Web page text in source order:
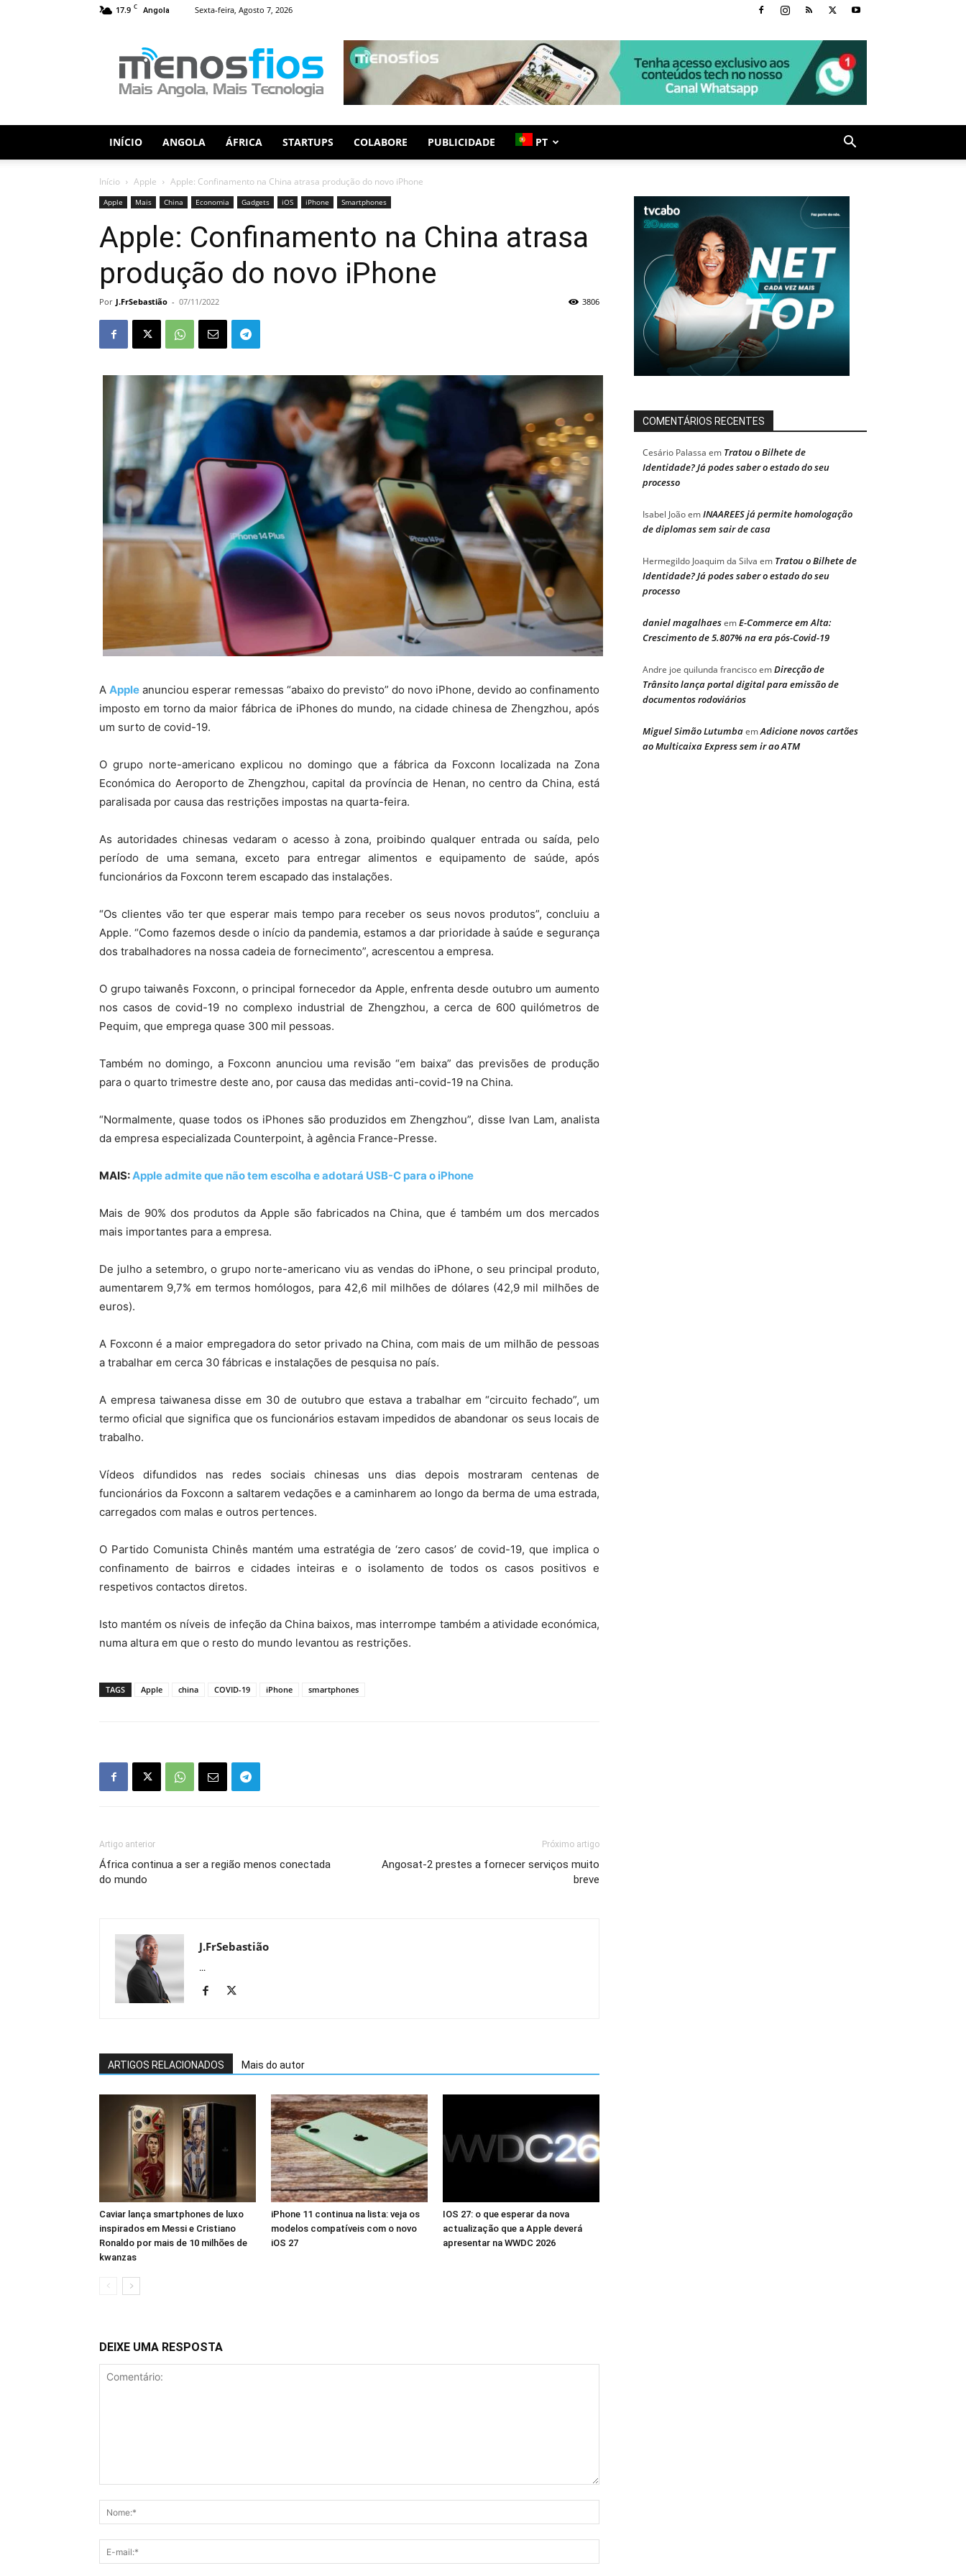
17.9 C Angola Sexta-feira, Agosto 7, 2026
Fios
INÍCIO ANGOLA ÁFRICA STARTUPS COLABORE PUBLICIDADE PT
Início Apple Apple: Confinamento na China atrasa produção do novo iPhone
Apple Mais China Economia Gadgets iOS iPhone Smartphones
Apple: Confinamento na China atrasa
produção do novo iPhone
Por J.FrSebastião - 07/11/2022 3806
A Apple anunciou esperar remessas “abaixo do previsto” do novo iPhone, devido ao confinamento
imposto em torno da maior fábrica de iPhones do mundo, na cidade chinesa de Zhengzhou, após
um surto de covid-19.
O grupo norte-americano explicou no domingo que a fábrica da Foxconn localizada na Zona
Económica do Aeroporto de Zhengzhou, capital da província de Henan, no centro da China, está
paralisada por causa das restrições impostas na quarta-feira.
As autoridades chinesas vedaram o acesso à zona, proibindo qualquer entrada ou saída, pelo
período de uma semana, exceto para entregar alimentos e equipamento de saúde, após
funcionários da Foxconn terem escapado das instalações.
“Os clientes vão ter que esperar mais tempo para receber os seus novos produtos”, concluiu a
Apple. “Como fazemos desde o início da pandemia, estamos a dar prioridade à saúde e segurança
dos trabalhadores na nossa cadeia de fornecimento”, acrescentou a empresa.
O grupo taiwanês Foxconn, o principal fornecedor da Apple, enfrenta desde outubro um aumento
nos casos de covid-19 no complexo industrial de Zhengzhou, a cerca de 600 quilómetros de
Pequim, que emprega quase 300 mil pessoas.
Também no domingo, a Foxconn anunciou uma revisão “em baixa” das previsões de produção
para o quarto trimestre deste ano, por causa das medidas anti-covid-19 na China.
“Normalmente, quase todos os iPhones são produzidos em Zhengzhou”, disse Ivan Lam, analista
da empresa especializada Counterpoint, à agência France-Presse.
MAIS:Apple admite que não tem escolha e adotará USB-C para o iPhone
Mais de 90% dos produtos da Apple são fabricados na China, que é também um dos mercados
mais importantes para a empresa.
De julho a setembro, o grupo norte-americano viu as vendas do iPhone, o seu principal produto,
aumentarem 9,7% em termos homólogos, para 42,6 mil milhões de dólares (42,9 mil milhões de
euros).
A Foxconn é a maior empregadora do setor privado na China, com mais de um milhão de pessoas
a trabalhar em cerca 30 fábricas e instalações de pesquisa no país.
A empresa taiwanesa disse em 30 de outubro que estava a trabalhar em “circuito fechado”, um
termo oficial que significa que os funcionários estavam impedidos de abandonar os seus locais de
trabalho.
Vídeos difundidos nas redes sociais chinesas uns dias depois mostraram centenas de
funcionários da Foxconn a saltarem vedações e a caminharem ao longo da berma de uma estrada,
carregados com malas e outros pertences.
O Partido Comunista Chinês mantém uma estratégia de ‘zero casos’ de covid-19, que implica o
confinamento de bairros e cidades inteiras e o isolamento de todos os casos positivos e
respetivos contactos diretos.
Isto mantém os níveis de infeção da China baixos, mas interrompe também a atividade económica,
numa altura em que o resto do mundo levantou as restrições.
TAGS Apple china COVID-19 iPhone smartphones
Artigo anterior
África continua a ser a região menos conectada
do mundo
Próximo artigo
Angosat-2 prestes a fornecer serviços muito
breve
J.FrSebastião
...
ARTIGOS RELACIONADOS Mais do autor
Caviar lança smartphones de luxo
inspirados em Messi e Cristiano
Ronaldo por mais de 10 milhões de
kwanzas
iPhone 11 continua na lista: veja os
modelos compatíveis com o novo
iOS 27
IOS 27: o que esperar da nova
actualização que a Apple deverá
apresentar na WWDC 2026
DEIXE UMA RESPOSTA
COMENTÁRIOS RECENTES
Cesário Palassa em Tratou o Bilhete de
Identidade? Já podes saber o estado do seu
processo
Isabel JoãoemINAAREES já permite homologação
de diplomas sem sair de casa
Hermegildo Joaquim da Silva em Tratou o Bilhete de
Identidade? Já podes saber o estado do seu
processo
daniel magalhaesemE-Commerce em Alta:
Crescimento de 5.807% na era pós-Covid-19
Andre joe quilunda franciscoemDirecção de
Trânsito lança portal digital para emissão de
documentos rodoviários
Miguel Simão LutumbaemAdicione novos cartões
ao Multicaixa Express sem ir ao ATM